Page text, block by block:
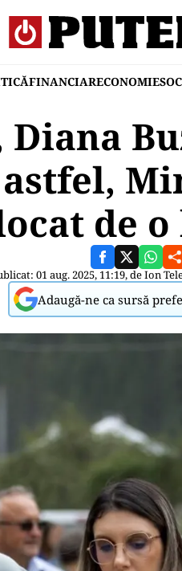
FINANCIARECONOMIE
Diana
astfel,
de
01 aug. 2025, 11:19, deIon
Adaugă-ne ca sursă